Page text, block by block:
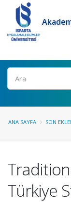
Ara
ANA SAYFA SON
Türkiye